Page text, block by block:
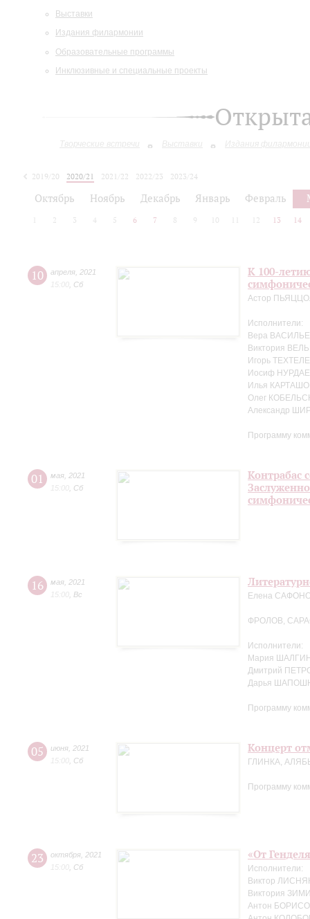
Выставки
Издания филармонии
Образовательные программы
Инклюзивные и специальные проекты
Творческие встречи Выставки Издания
2019/20 2020/21 2021/22 2022/23
2023/24
Октябрь Ноябрь Декабрь Январь Февраль
2 3 4 5 6 7 8 9 10 12 13 14
10 апреля 2021
15:00 Сб
К 100-
Астор
Исполнители:
Вера
Виктория
Игорь
Иосиф
Илья
Олег
Александр
Программу
01 мая 2021
15:00 Сб
Контрабас
16 мая 2021
15:00 Вс Елена
ФРОЛОВ,
Исполнители:
Мария
Дмитрий
Дарья
Программу
05 июня 2021
15:00 Сб
Концерт
ГЛИНКА,
Программу
23 октября 2021
15:00 Сб
«От
Исполнители:
Виктор
Виктория
Антон